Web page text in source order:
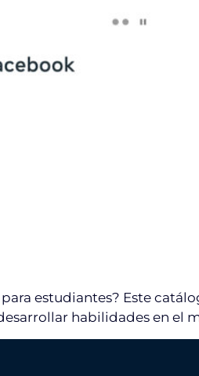
estudiantes? Este
habilidades en el